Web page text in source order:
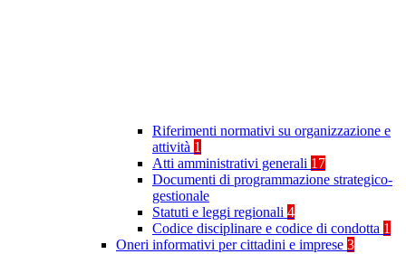
Riferimenti normativi su organizzazione e
attività 1
Atti amministrativi generali 17
Documenti di programmazione strategico-
gestionale
Statuti e leggi regionali 4
Codice disciplinare e codice di condotta 1
Oneri informativi per cittadini e imprese 3